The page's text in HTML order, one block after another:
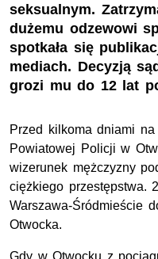
seksualnym.
dużemu odzewowi
spotkała się
mediach. Decyzją
grozi mu do 12 lat
Przed kilkoma dniami
Powiatowej Policji w
wizerunek mężczyzny
ciężkiego przestępstwa.
Warszawa-Śródmieście
Otwocka.